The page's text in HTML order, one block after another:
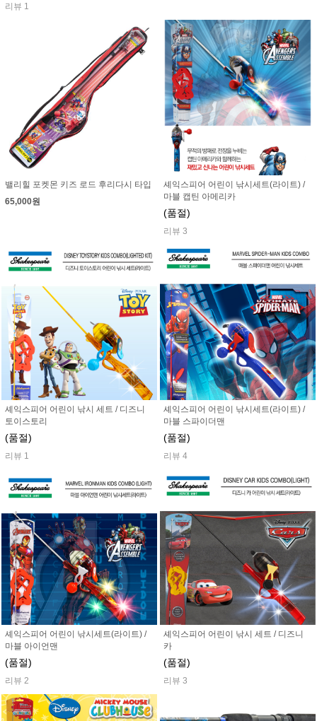
리뷰 1
밸리힐 포켓몬 키즈 로드 후리다시 타입
65,000원
셰익스피어 어린이 낚시세트(라이트) /
마블 캡틴 아메리카
(품절)
리뷰 3
셰익스피어 어린이 낚시 세트 / 디즈니
토이스토리
(품절)
리뷰 1
셰익스피어 어린이 낚시세트(라이트) /
마블 스파이더맨
(품절)
리뷰 4
셰익스피어 어린이 낚시세트(라이트) /
마블 아이언맨
(품절)
리뷰 2
셰익스피어 어린이 낚시 세트 / 디즈니
카
(품절)
리뷰 3